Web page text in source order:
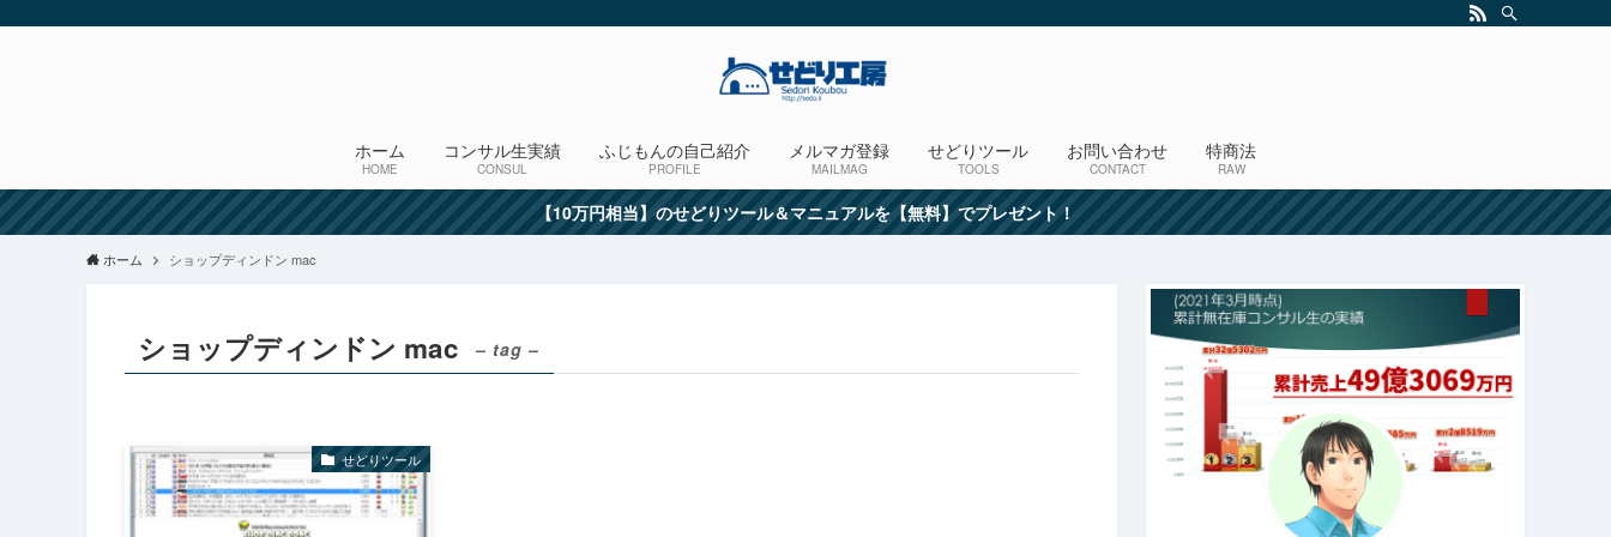
ホーム
HOME
コンサル生実績
CONSUL
ふじもんの自己紹介
PROFILE
メルマガ登録
MAILMAG
せどりツール
TOOLS
お問い合わせ
CONTACT
特商法
RAW
【10万円相当】のせどりツール＆マニュアルを【無料】でプレゼント！
ホーム ショップディンドン mac
ショップディンドン mac – tag –
せどりツール